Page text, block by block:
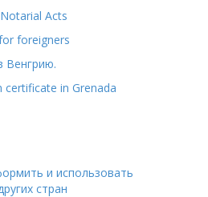
Acts
foreigners
Венгрию.
certificate in Grenada
и использовать
стран